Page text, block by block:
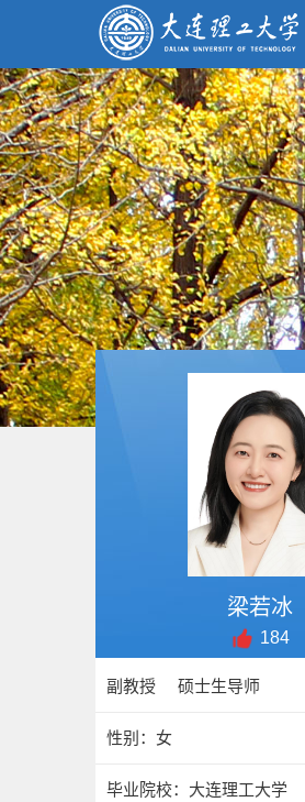
梁若冰
184
副教授 硕士生导师
性别：女
毕业院校：大连理工大学